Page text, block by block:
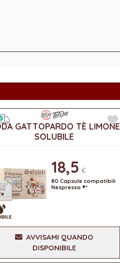
GATTOPARDO TÈ LIMONE
SOLUBILE
18,5 €
80 Capsule compatibili
Nespresso ®*
AVVISAMI QUANDO
DISPONIBILE